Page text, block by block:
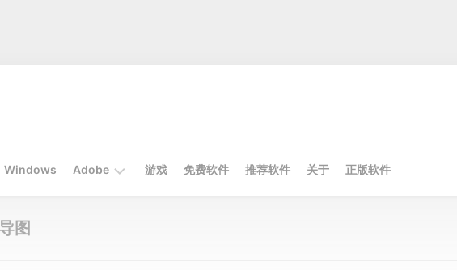
Windows Adobe 游戏 免费软件 推荐软件 关于 正版软件
图